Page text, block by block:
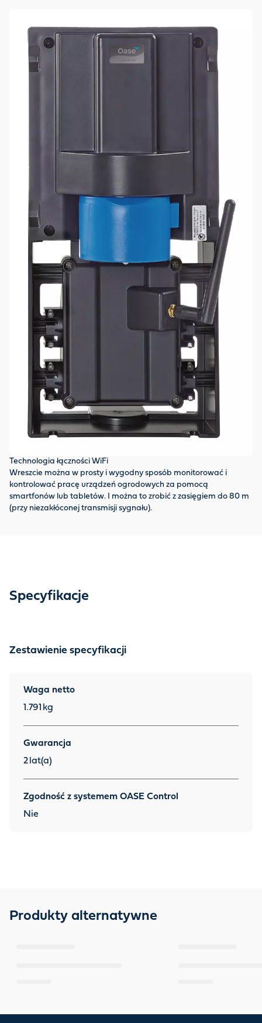
Technologia łączności WiFi
Wreszcie można w prosty i wygodny sposób monitorować i
kontrolować pracę urządzeń ogrodowych za pomocą
smartfonów lub tabletów. I można to zrobić z zasięgiem do 80 m
(przy niezakłóconej transmisji sygnału).
Specyfikacje
Zestawienie specyfikacji
Waga netto
1.791 kg
Gwarancja
2 lat(a)
Zgodność z systemem OASE Control
Nie
Produkty alternatywne